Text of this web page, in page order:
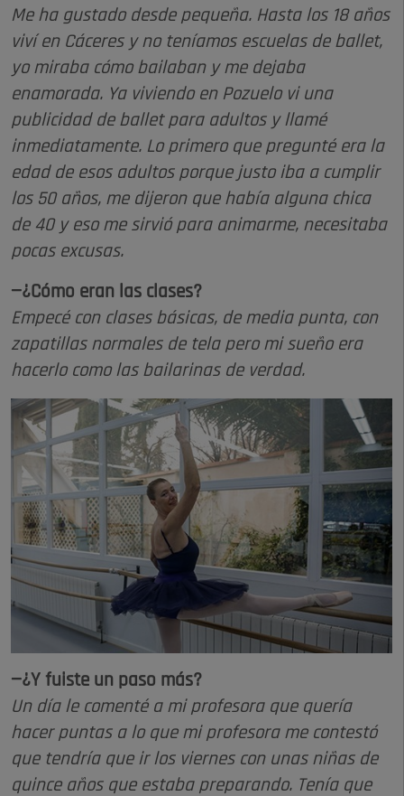
Me ha gustado desde pequeña. Hasta los 18 años
viví en Cáceres y no teníamos escuelas de ballet,
yo miraba cómo bailaban y me dejaba
enamorada. Ya viviendo en Pozuelo vi una
publicidad de ballet para adultos y llamé
inmediatamente. Lo primero que pregunté era la
edad de esos adultos porque justo iba a cumplir
los 50 años, me dijeron que había alguna chica
de 40 y eso me sirvió para animarme, necesitaba
pocas excusas.
—¿Cómo eran las clases?
Empecé con clases básicas, de media punta, con
zapatillas normales de tela pero mi sueño era
hacerlo como las bailarinas de verdad.
—¿Y fuiste un paso más?
Un día le comenté a mi profesora que quería
hacer puntas a lo que mi profesora me contestó
que tendría que ir los viernes con unas niñas de
quince años que estaba preparando. Tenía que